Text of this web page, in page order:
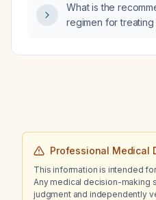
What is the
regimen for treating
alternative options?
Professional Medical
This information is intended
Any medical decision-making
judgment and independently